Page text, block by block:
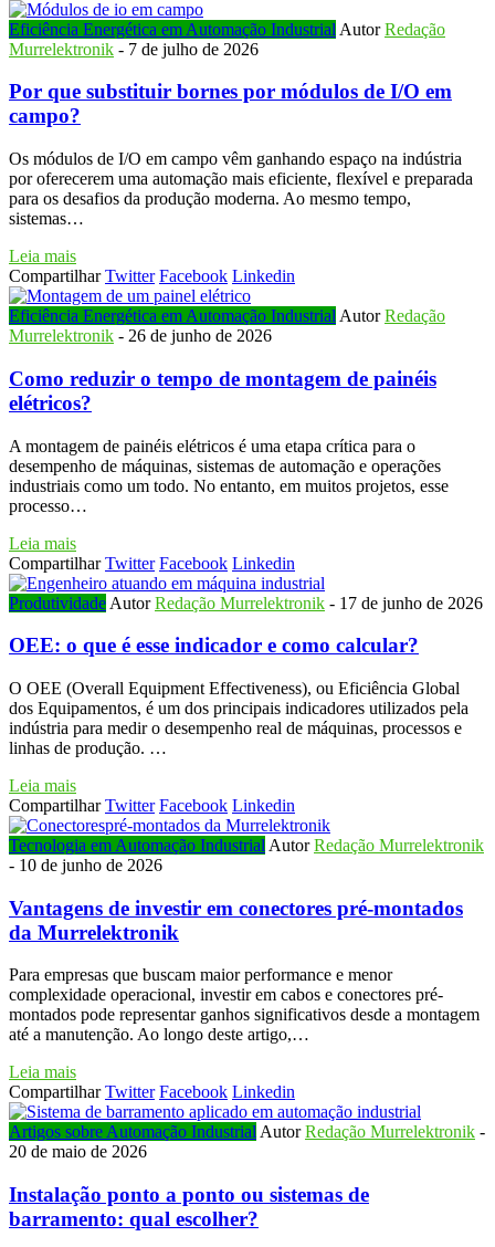
Eficiência Energética em Automação Industrial AutorRedação
Murrelektronik - 7 de julho de 2026
Por que substituir bornes por módulos de I/O em
campo?
Os módulos de I/O em campo vêm ganhando espaço na indústria
por oferecerem uma automação mais eficiente, flexível e preparada
para os desafios da produção moderna. Ao mesmo tempo,
sistemas…
Leia mais
Compartilhar Twitter Facebook Linkedin
Eficiência Energética em Automação Industrial AutorRedação
Murrelektronik - 26 de junho de 2026
Como reduzir o tempo de montagem de painéis
elétricos?
A montagem de painéis elétricos é uma etapa crítica para o
desempenho de máquinas, sistemas de automação e operações
industriais como um todo. No entanto, em muitos projetos, esse
processo…
Leia mais
Compartilhar Twitter Facebook Linkedin
Produtividade AutorRedação Murrelektronik - 17 de junho de 2026
OEE: o que é esse indicador e como calcular?
O OEE (Overall Equipment Effectiveness), ou Eficiência Global
dos Equipamentos, é um dos principais indicadores utilizados pela
indústria para medir o desempenho real de máquinas, processos e
linhas de produção. …
Leia mais
Compartilhar Twitter Facebook Linkedin
Tecnologia em Automação Industrial AutorRedação Murrelektronik
- 10 de junho de 2026
Vantagens de investir em conectores pré-montados
da Murrelektronik
Para empresas que buscam maior performance e menor
complexidade operacional, investir em cabos e conectores pré-
montados pode representar ganhos significativos desde a montagem
até a manutenção. Ao longo deste artigo,…
Leia mais
Compartilhar Twitter Facebook Linkedin
Artigos sobre Automação IndustrialAutorRedação Murrelektronik -
20 de maio de 2026
Instalação ponto a ponto ou sistemas de
barramento: qual escolher?